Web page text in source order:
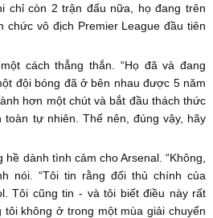
chỉ còn 2 trận đấu nữa, họ đang trên
chức vô địch Premier League đầu tiên
cách thẳng thắn. “Họ đã và đang
đội bóng đã ở bên nhau được 5 năm
hơn một chút và bắt đầu thách thức
toàn tự nhiên. Thế nên, đúng vậy, hãy
dành tình cảm cho Arsenal. “Không,
nói. “Tôi tin rằng đối thủ chính của
Tôi cũng tin - và tôi biết điều này rất
không ở trong một mùa giải chuyển